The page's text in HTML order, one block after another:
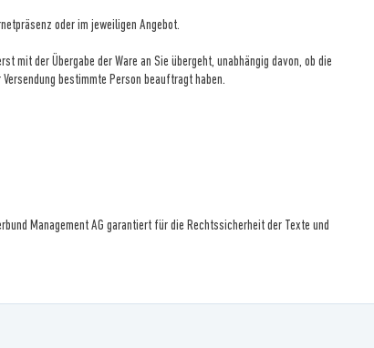
oder im jeweiligen Angebot.
mit der Übergabe der Ware an Sie übergeht, unabhängig davon, ob die
bestimmte Person beauftragt haben.
Management AG garantiert für die Rechtssicherheit der Texte und